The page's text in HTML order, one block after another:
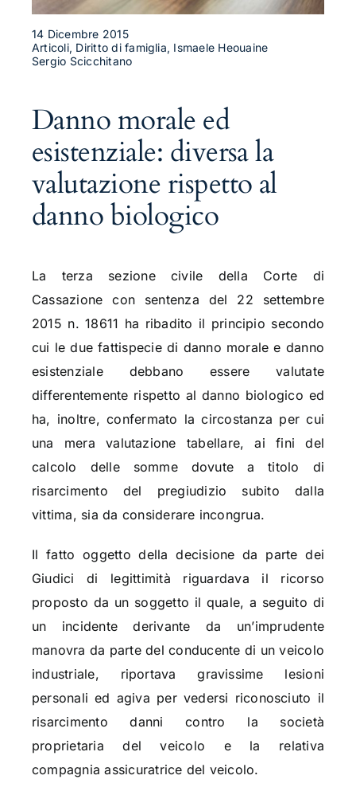
14 Dicembre 2015
Articoli, Diritto di famiglia, Ismaele Heouaine
Sergio Scicchitano
Danno morale ed
esistenziale: diversa la
valutazione rispetto al
danno biologico
La terza sezione civile della Corte di
Cassazione con sentenza del 22 settembre
2015 n. 18611 ha ribadito il principio secondo
cui le due fattispecie di danno morale e danno
esistenziale debbano essere valutate
differentemente rispetto al danno biologico ed
ha, inoltre, confermato la circostanza per cui
una mera valutazione tabellare, ai fini del
calcolo delle somme dovute a titolo di
risarcimento del pregiudizio subito dalla
vittima, sia da considerare incongrua.
Il fatto oggetto della decisione da parte dei
Giudici di legittimità riguardava il ricorso
proposto da un soggetto il quale, a seguito di
un incidente derivante da un’imprudente
manovra da parte del conducente di un veicolo
industriale, riportava gravissime lesioni
personali ed agiva per vedersi riconosciuto il
risarcimento danni contro la società
proprietaria del veicolo e la relativa
compagnia assicuratrice del veicolo.